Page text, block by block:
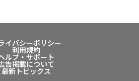
イバシーポリシー
利用規約
ルプ・サポート
告掲載について
最新トピックス